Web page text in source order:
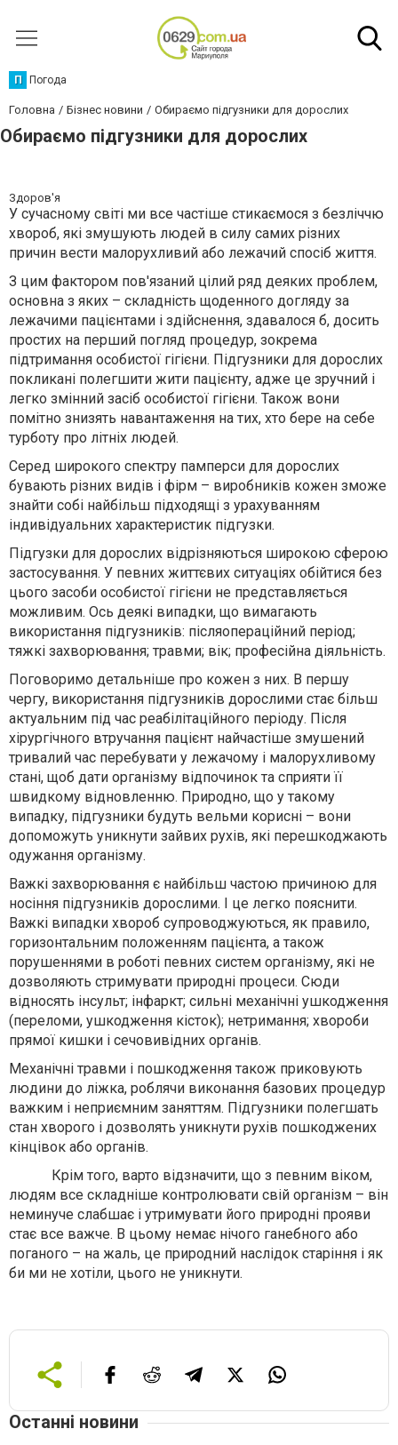
П Погода
Головна Бізнес новини Обираємо підгузники для дорослих
Обираємо підгузники для дорослих
Здоров'я
У сучасному світі ми все частіше стикаємося з безліччю
хвороб, які змушують людей в силу самих різних
причин вести малорухливий або лежачий спосіб життя.
З цим фактором пов'язаний цілий ряд деяких проблем,
основна з яких – складність щоденного догляду за
лежачими пацієнтами і здійснення, здавалося б, досить
простих на перший погляд процедур, зокрема
підтримання особистої гігієни. Підгузники для дорослих
покликані полегшити жити пацієнту, адже це зручний і
легко змінний засіб особистої гігієни. Також вони
помітно знизять навантаження на тих, хто бере на себе
турботу про літніх людей.
Серед широкого спектру памперси для дорослих
бувають різних видів і фірм – виробників кожен зможе
знайти собі найбільш підходящі з урахуванням
індивідуальних характеристик підгузки.
Підгузки для дорослих відрізняються широкою сферою
застосування. У певних життєвих ситуаціях обійтися без
цього засоби особистої гігієни не представляється
можливим. Ось деякі випадки, що вимагають
використання підгузників: післяопераційний період;
тяжкі захворювання; травми; вік; професійна діяльність.
Поговоримо детальніше про кожен з них. В першу
чергу, використання підгузників дорослими стає більш
актуальним під час реабілітаційного періоду. Після
хірургічного втручання пацієнт найчастіше змушений
тривалий час перебувати у лежачому і малорухливому
стані, щоб дати організму відпочинок та сприяти її
швидкому відновленню. Природно, що у такому
випадку, підгузники будуть вельми корисні – вони
допоможуть уникнути зайвих рухів, які перешкоджають
одужання організму.
Важкі захворювання є найбільш частою причиною для
носіння підгузників дорослими. І це легко пояснити.
Важкі випадки хвороб супроводжуються, як правило,
горизонтальним положенням пацієнта, а також
порушеннями в роботі певних систем організму, які не
дозволяють стримувати природні процеси. Сюди
відносять інсульт; інфаркт; сильні механічні ушкодження
(переломи, ушкодження кісток); нетримання; хвороби
прямої кишки і сечовивідних органів.
Механічні травми і пошкодження також приковують
людини до ліжка, роблячи виконання базових процедур
важким і неприємним заняттям. Підгузники полегшать
стан хворого і дозволять уникнути рухів пошкоджених
кінцівок або органів.
Крім того, варто відзначити, що з певним віком,
людям все складніше контролювати свій організм – він
неминуче слабшає і утримувати його природні прояви
стає все важче. В цьому немає нічого ганебного або
поганого – на жаль, це природний наслідок старіння і як
би ми не хотіли, цього не уникнути.
Останні новини